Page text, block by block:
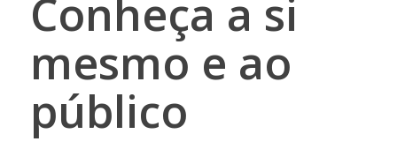
Conheça a si
mesmo e ao
público